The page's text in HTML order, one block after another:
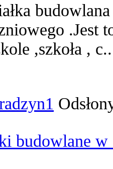
.Jest
,szkoła ,
budowlane